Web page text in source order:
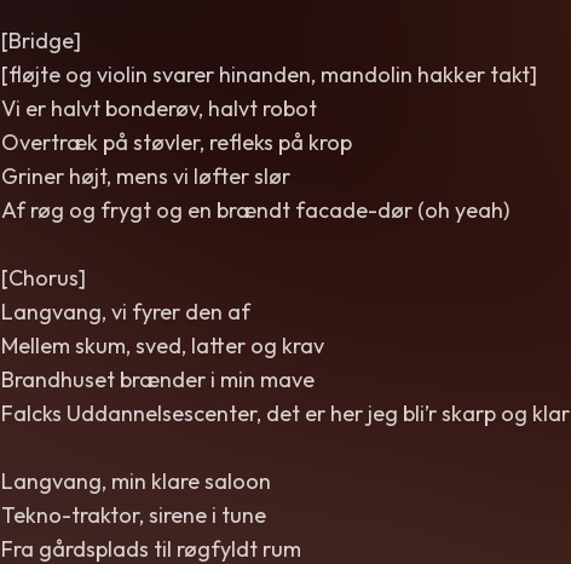
[Bridge]
[fløjte og violin svarer hinanden, mandolin hakker takt]
Vi er halvt bonderøv, halvt robot
Overtræk på støvler, refleks på krop
Griner højt, mens vi løfter slør
Af røg og frygt og en brændt facade-dør (oh yeah)
[Chorus]
Langvang, vi fyrer den af
Mellem skum, sved, latter og krav
Brandhuset brænder i min mave
Falcks Uddannelsescenter, det er her jeg bli’r skarp og klar
Langvang, min klare saloon
Tekno-traktor, sirene i tune
Fra gårdsplads til røgfyldt rum